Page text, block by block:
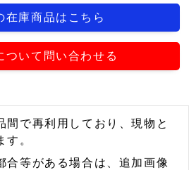
在庫商品はこちら
ついて問い合わせる
間で再利用しており、現物と
す。
合等がある場合は、追加画像